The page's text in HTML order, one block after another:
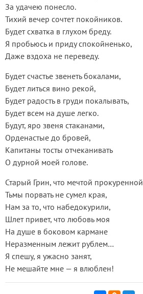
За удачею понесло.
Тихий вечер сочтет покойников.
Будет схватка в глухом бреду.
Я пробьюсь и приду спокойненько,
Даже вздоха не переведу.
Будет счастье звенеть бокалами,
Будет литься вино рекой,
Будет радость в груди покалывать,
Будет всем на душе легко.
Будут, яро звеня стаканами,
Орденастые до бровей,
Капитаны тосты отчеканивать
О дурной моей голове.
Старый Грин, что мечтой прокуренной
Тьмы порвать не сумел края,
Нам за то, что набедокурили,
Шлет привет, что любовь моя
На душе в боковом кармане
Неразменным лежит рублем…
Я спешу, я ужасно занят,
Не мешайте мне — я влюблен!